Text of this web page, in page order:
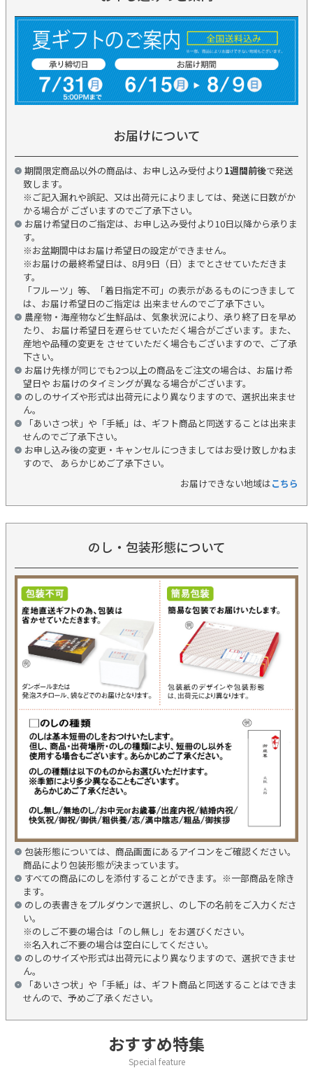
お届けについて
期間限定商品以外の商品は、お申し込み受付より 1週間前後で発送
致します。
※ご記入漏れや誤記、又は出荷元によりましては、発送に日数がか
かる場合が ございますのでご了承下さい。
お届け希望日のご指定は、お申し込み受付より10日以降から承りま
す。
※お盆期間中はお届け希望日の設定ができません。
※お届けの最終希望日は、8月9日（日）までとさせていただきま
す。
「フルーツ」等、「着日指定不可」の表示があるものにつきまして
は、お届け希望日のご指定は 出来ませんのでご了承下さい。
農産物・海産物など生鮮品は、気象状況により、承り終了日を早め
たり、 お届け希望日を遅らせていただく場合がございます。また、
産地や品種の変更を させていただく場合もございますので、ご了承
下さい。
お届け先様が同じでも2つ以上の商品をご注文の場合は、お届け希
望日や お届けのタイミングが異なる場合がございます。
のしのサイズや形式は出荷元により異なりますので、選択出来ませ
ん。
「あいさつ状」や「手紙」は、ギフト商品と同送することは出来ま
せんのでご了承下さい。
お申し込み後の変更・キャンセルにつきましてはお受け致しかねま
すので、 あらかじめご了承下さい。
お届けできない地域はこちら
のし・包装形態について
包装形態については、商品画面にあるアイコンをご確認ください。
商品により包装形態が決まっています。
すべての商品にのしを添付することができます。※一部商品を除き
ます。
のしの表書きをプルダウンで選択し、のし下の名前をご入力くださ
い。
※のしご不要の場合は「のし無し」をお選びください。
※名入れご不要の場合は空白にしてください。
のしのサイズや形式は出荷元により異なりますので、選択できませ
ん。
「あいさつ状」や「手紙」は、ギフト商品と同送することはできま
せんので、予めご了承ください。
おすすめ特集
Special feature